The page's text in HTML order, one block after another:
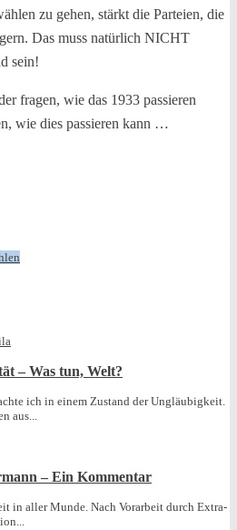
zu gehen, stärkt die Parteien, die
Das muss natürlich NICHT
sein!
fragen, wie das 1933 passieren
wie dies passieren kann …
– Was tun, Welt?
ich in einem Zustand der Ungläubigkeit.
aus...
– Ein Kommentar
in aller Munde. Nach Vorarbeit durch Extra-